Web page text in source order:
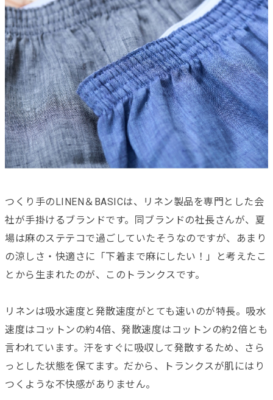
つくり手のLINEN＆BASICは、リネン製品を専門とした会
社が手掛けるブランドです。同ブランドの社長さんが、夏
場は麻のステテコで過ごしていたそうなのですが、あまり
の涼しさ・快適さに「下着まで麻にしたい！」と考えたこ
とから生まれたのが、このトランクスです。
リネンは吸水速度と発散速度がとても速いのが特長。吸水
速度はコットンの約4倍、発散速度はコットンの約2倍とも
言われています。汗をすぐに吸収して発散するため、さら
っとした状態を保てます。だから、トランクスが肌にはり
つくような不快感がありません。